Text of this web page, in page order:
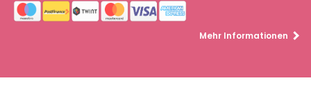
Mehr Informationen